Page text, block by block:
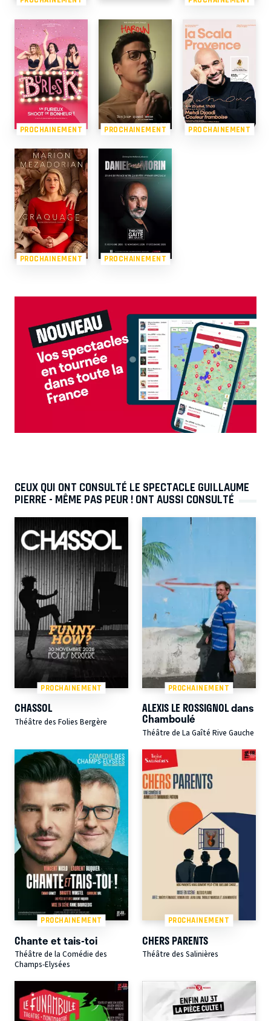
PROCHAINEMENT PROCHAINEMENT PROCHAINEMENT
PROCHAINEMENT PROCHAINEMENT
CEUX QUI ONT CONSULTÉ LE SPECTACLE GUILLAUME
PIERRE - MÊME PAS PEUR ! ONT AUSSI CONSULTÉ
PROCHAINEMENT
CHASSOL
Théâtre des Folies Bergère
PROCHAINEMENT
ALEXIS LE ROSSIGNOL dans
Chamboulé
Théâtre de La Gaîté Rive Gauche
PROCHAINEMENT
Chante et tais-toi
Théâtre de la Comédie des
Champs-Elysées
PROCHAINEMENT
CHERS PARENTS
Théâtre des Salinières